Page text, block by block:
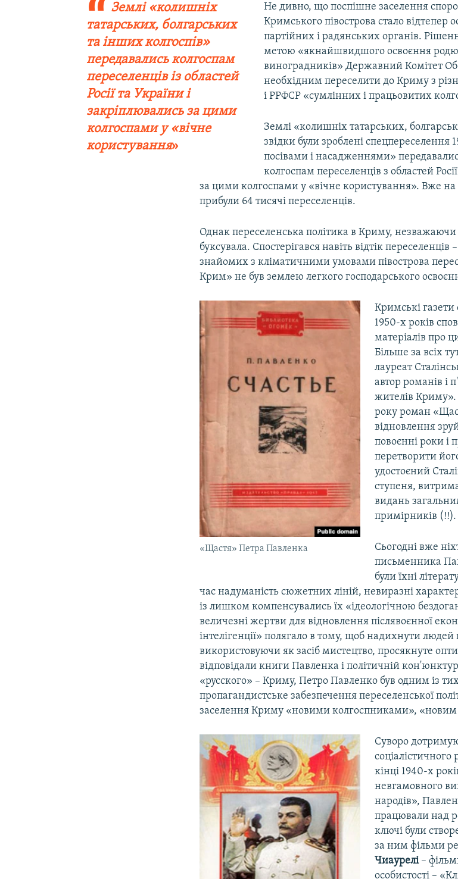
Землі «колишніх
татарських, болгарських
та інших колгоспів»
передавались колгоспам
переселенців із областей
Росії та України і
закріплювались за цими
колгоспами у «вічне
користування»
Не дивно, що поспішне заселення
Кримського півострова стало
партійних і радянських органів.
метою «якнайшвидшого освоєння
виноградників» Державний Комітет
необхідним переселити до Криму з
і РРФСР «сумлінних і працьовитих
Землі «колишніх татарських,
звідки були зроблені спецпереселення
посівами і насадженнями»
колгоспам переселенців з областей
за цими колгоспами у «вічне користування». Вже
прибули 64 тисячі переселенців.
Однак переселенська політика в Криму, незважаючи
буксувала. Спостерігався навіть відтік
знайомих з кліматичними умовами півострова
Крим» не був землею легкого господарського
«Щастя» Петра Павленка
Кримські
1950-х років
матеріалів про
Більше за всіх
лауреат
автор романів і
жителів Криму».
року роман
відновлення
повоєнні роки і
перетворити
удостоєний
ступеня,
видань
примірників (!!).
Сьогодні вже
письменника
були їхні
час надуманість сюжетних ліній, невиразні
із лишком компенсувались їх «ідеологічною
величезні жертви для відновлення післявоєнної
інтелігенції» полягало в тому, щоб надихнути людей
використовуючи як засіб мистецтво, просякнуте
відповідали книги Павленка і політичній
«русского» – Криму, Петро Павленко був одним із
пропагандистське забезпечення переселенської
заселення Криму «новими колгоспниками»,
Суворо
соціалістичного
кінці 1940-х
невгамовного
народів»,
працювали над
ключі були
за ним фільми
Чиаурелі–
особистості –